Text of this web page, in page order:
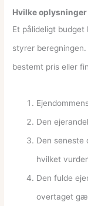
Hvilke
Et pålideligt
styrer
bestemt pris eller
Den
Den
hvilket
Den fulde
overtaget